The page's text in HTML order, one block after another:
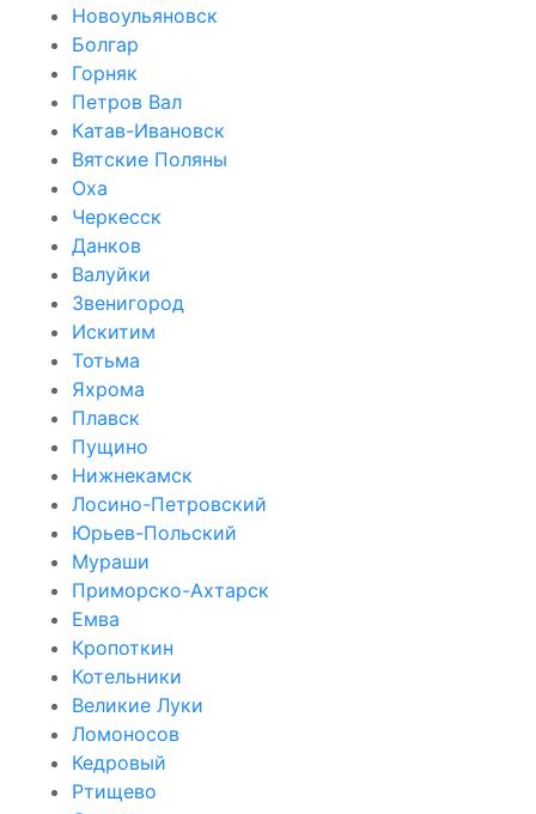
Новоульяновск
Болгар
Горняк
Петров Вал
Катав-Ивановск
Вятские Поляны
Оха
Черкесск
Данков
Валуйки
Звенигород
Искитим
Тотьма
Яхрома
Плавск
Пущино
Нижнекамск
Лосино-Петровский
Юрьев-Польский
Мураши
Приморско-Ахтарск
Емва
Кропоткин
Котельники
Великие Луки
Ломоносов
Кедровый
Ртищево